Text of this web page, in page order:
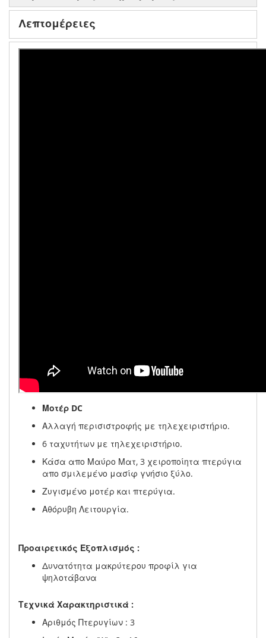
Λεπτομέρειες
Μοτέρ DC
Αλλαγή περισιστροφής με τηλεχειριστήριο.
6 ταχυτήτων με τηλεχειριστήριο.
Κάσα απο Μαύρο Ματ, 3 χειροποίητα πτερύγια
απο σμιλεμένο μασίφ γνήσιο ξύλο.
Ζυγισμένο μοτέρ και πτερύγια.
Αθόρυβη Λειτουργία.
Προαιρετικός Εξοπλισμός :
Δυνατότητα μακρύτερου προφίλ για
ψηλοτάβανα
Τεχνικά Χαρακτηριστικά :
Αριθμός Πτερυγίων : 3